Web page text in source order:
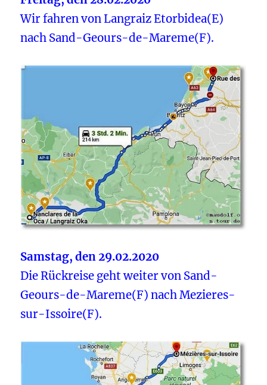
Wir fahren von Langraiz Etorbidea(E)
nach Sand-Geours-de-Mareme(F).
Samstag, den 29.02.2020
Die Rückreise geht weiter von Sand-
Geours-de-Mareme(F) nach Mezieres-
sur-Issoire(F).